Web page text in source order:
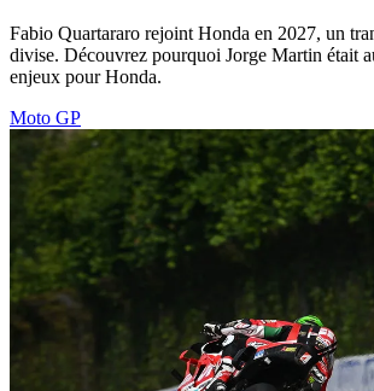
Fabio Quartararo rejoint Honda en 2027, un
divise. Découvrez pourquoi Jorge Martin était
enjeux pour Honda.
Moto GP